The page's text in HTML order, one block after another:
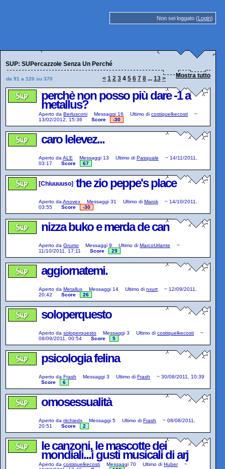
Non sei loggato (Login)
SUP: SUPercazzole Senza Un Perché
Mostra tutto
da 91 a 120 su 370 < 1 2 3 4 5 6 7 8 ... 13 >
perchè non posso più dare -1 a
metallus?
Aperto da Berlusconi Messaggi 16 Ultimo di costiquelkecosti
~
13/02/2012, 15:36
Score -30
caro lelevez...
Aperto da ALE Messaggi 13 Ultimo di Pasquale ~ 14/11/2011,
03:17
Score 67
[Chiuuuuso] the zio peppe's place
Aperto da Anovex Messaggi 31 Ultimo di Marok ~ 14/10/2011,
03:55
Score -30
nizza buko e merda de can
Aperto da Grumo Messaggi 9 Ultimo di MarcoUrlante
~
11/10/2011, 17:11
Score 29
aggiornatemi.
Aperto da Metallus Messaggi 14 Ultimo di nxurt ~ 12/09/2011,
20:42
Score 26
soloperquesto
Aperto da soloperquesto Messaggi 3 Ultimo di costiquelkecosti
~
08/09/2011, 00:54
Score 5
psicologia felina
Aperto da Frash Messaggi 3 Ultimo di Frash ~ 30/08/2011, 10:39
Score
6
omosessualità
Aperto da ritchieds Messaggi 5 Ultimo di Frash ~ 08/08/2011,
20:51
Score 2
le canzoni, le mascotte dei
mondiali...i gusti musicali di arj
ranpa
Aperto da costiquelkecosti Messaggi 70 Ultimo di Huber
~